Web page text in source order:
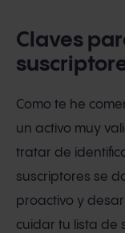
Claves
Como te he
un activo muy
tratar de
suscriptores se
proactivo y
cuidar tu lista de